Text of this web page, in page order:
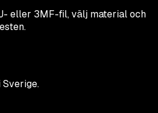
eller 3MF-fil, välj material och